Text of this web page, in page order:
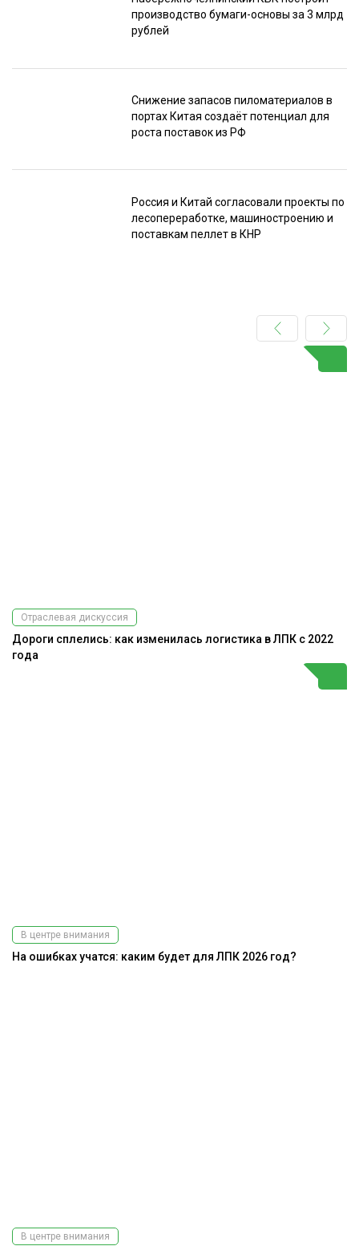
производство бумаги-основы за 3 млрд
рублей
Снижение запасов пиломатериалов в
портах Китая создаёт потенциал для
роста поставок из РФ
Россия и Китай согласовали проекты по
лесопереработке, машиностроению и
поставкам пеллет в КНР
Отраслевая дискуссия
Дороги сплелись: как изменилась логистика в ЛПК с 2022
года
В центре внимания
На ошибках учатся: каким будет для ЛПК 2026 год?
В центре внимания